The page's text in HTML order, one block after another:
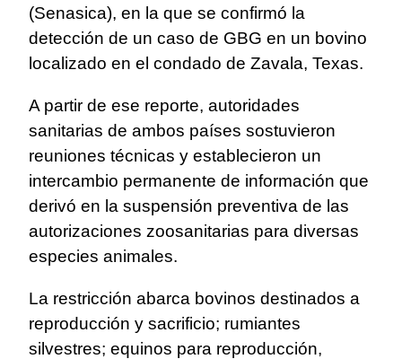
(Senasica), en la que se confirmó la
detección de un caso de GBG en un bovino
localizado en el condado de Zavala, Texas.
A partir de ese reporte, autoridades
sanitarias de ambos países sostuvieron
reuniones técnicas y establecieron un
intercambio permanente de información que
derivó en la suspensión preventiva de las
autorizaciones zoosanitarias para diversas
especies animales.
La restricción abarca bovinos destinados a
reproducción y sacrificio; rumiantes
silvestres; equinos para reproducción,